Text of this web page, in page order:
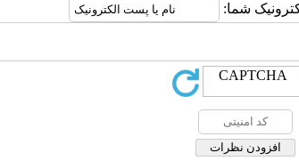
شما: